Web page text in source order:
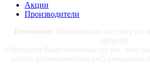
Акции
Производители